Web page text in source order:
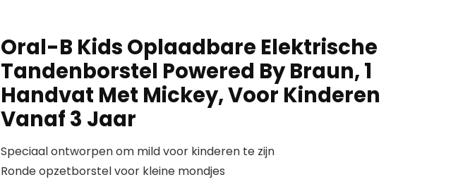
Oral-B Kids Oplaadbare Elektrische
Tandenborstel Powered By Braun, 1
Handvat Met Mickey, Voor Kinderen
Vanaf 3 Jaar
Speciaal ontworpen om mild voor kinderen te zijn
Ronde opzetborstel voor kleine mondjes